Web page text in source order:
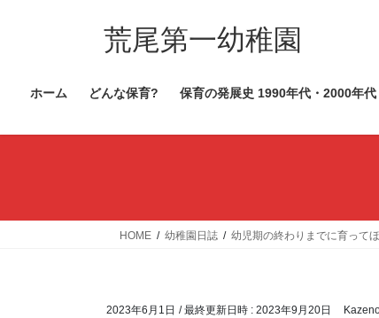
ス
ン
荒尾第一幼稚園
ホーム どんな保育? 保育の発展史 1990年代・2000年代
HOME 幼稚園日誌 幼児期の終わりまでに育って
2023年6月1日 / 最終更新日時 : 2023年9月20日